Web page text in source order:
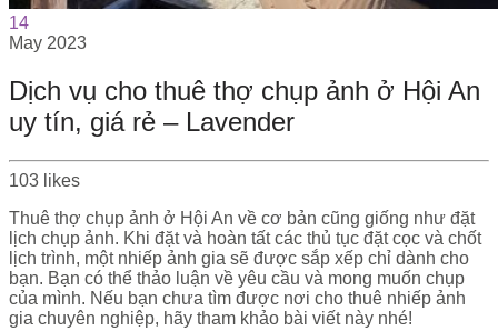
14
May 2023
Dịch vụ cho thuê thợ chụp ảnh ở Hội An
uy tín, giá rẻ – Lavender
103 likes
Thuê thợ chụp ảnh ở Hội An về cơ bản cũng giống như đặt
lịch chụp ảnh. Khi đặt và hoàn tất các thủ tục đặt cọc và chốt
lịch trình, một nhiếp ảnh gia sẽ được sắp xếp chỉ dành cho
bạn. Bạn có thể thảo luận về yêu cầu và mong muốn chụp
của mình. Nếu bạn chưa tìm được nơi cho thuê nhiếp ảnh
gia chuyên nghiệp, hãy tham khảo bài viết này nhé!